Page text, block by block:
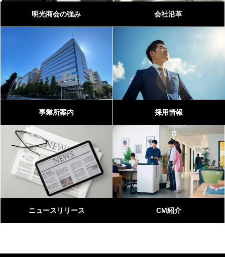
明光商会の強み 会社沿革
事業所案内 採用情報
ニュースリリース CM紹介